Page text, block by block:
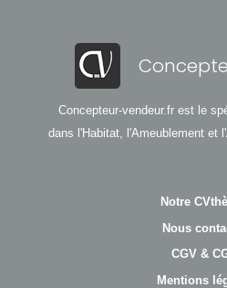
Concepteur-vendeur.fr est le
dans l'Habitat, l'Ameublement et
Notre
Nous
CGV &
Mentions